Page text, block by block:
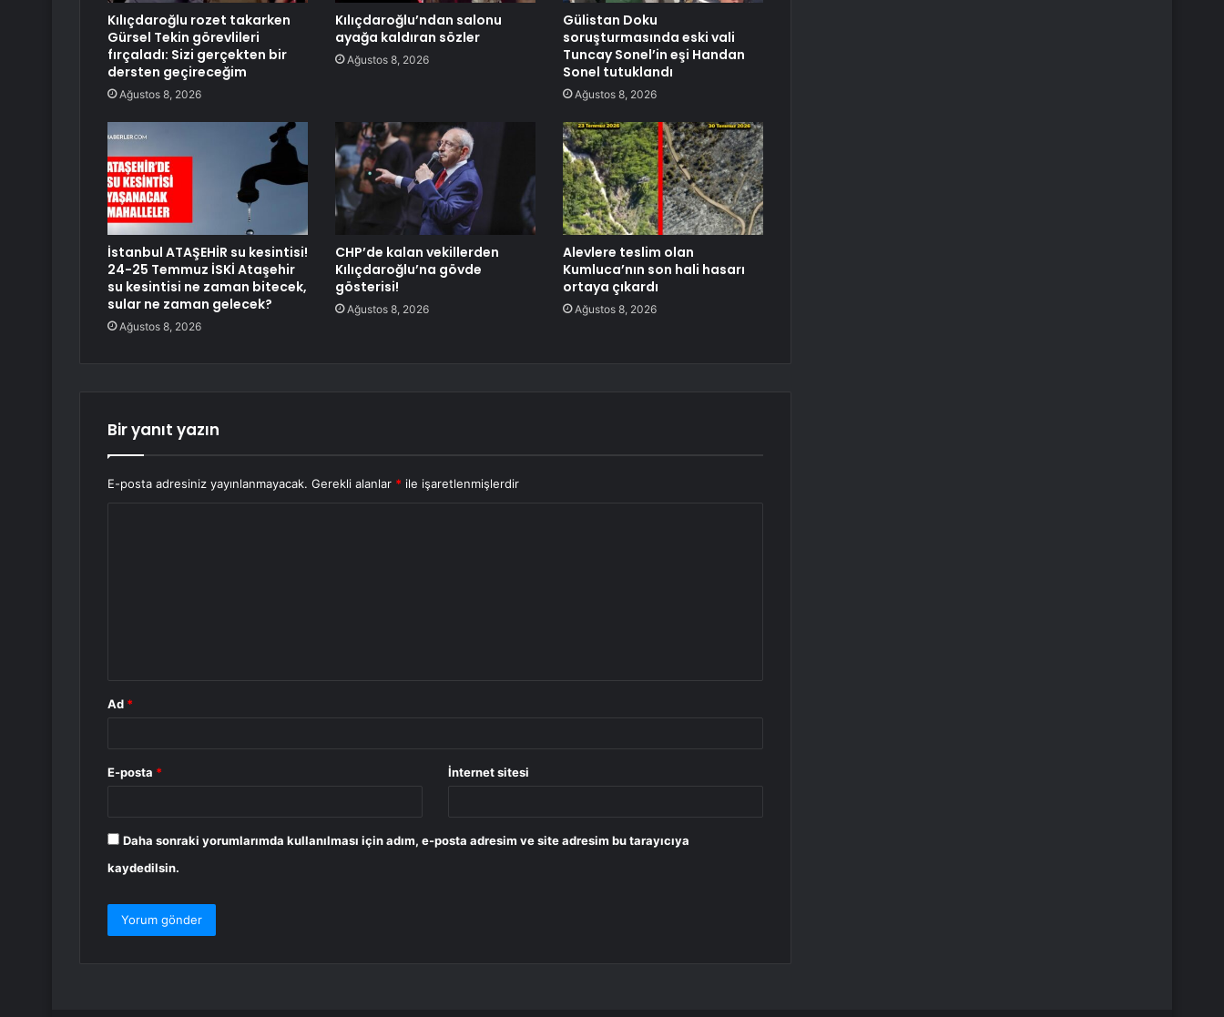
Kılıçdaroğlu rozet takarken
Gürsel Tekin görevlileri
fırçaladı: Sizi gerçekten bir
dersten geçireceğim
Ağustos 8, 2026
Kılıçdaroğlu’ndan salonu
ayağa kaldıran sözler
Ağustos 8, 2026
Gülistan Doku
soruşturmasında eski vali
Tuncay Sonel’in eşi Handan
Sonel tutuklandı
Ağustos 8, 2026
İstanbul ATAŞEHİR su kesintisi!
24-25 Temmuz İSKİ Ataşehir
su kesintisi ne zaman bitecek,
sular ne zaman gelecek?
Ağustos 8, 2026
CHP’de kalan vekillerden
Kılıçdaroğlu’na gövde
gösterisi!
Ağustos 8, 2026
Alevlere teslim olan
Kumluca’nın son hali hasarı
ortaya çıkardı
Ağustos 8, 2026
Bir yanıt yazın
E-posta adresiniz yayınlanmayacak. Gerekli alanlar * ile işaretlenmişlerdir
Ad *
E-posta * İnternet sitesi
Daha sonraki yorumlarımda kullanılması için adım, e-posta adresim ve site adresim bu tarayıcıya
kaydedilsin.